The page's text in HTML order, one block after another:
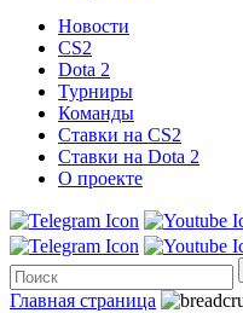
Новости
CS2
Dota 2
Турниры
Команды
Ставки на CS2
Ставки на Dota 2
О проекте
Главная страница